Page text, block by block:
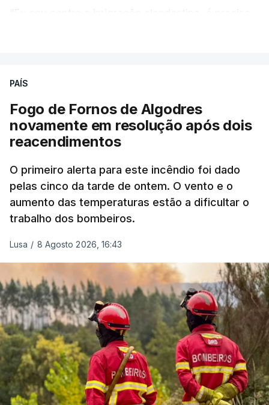
nada disto é incompatível com tratarmos com
crianças", acrescentou.
António José Seguro mostrou dúvidas sobre se é
ERRO100
ESTE CONTEÚDO ESTÁ NESTE
MOMENTO INDISPONÍVEL
O Chega considerou "de uma enorme gravidade" a
decisão do Presidente da Repúblicade enviar para
o Tribunal Constitucional o decreto sobre retorno
de estrangeiros, sustentando tratar-se de "uma
PAÍS
Fogo de Fornos de Algodres
novamente em resolução após dois
reacendimentos
O primeiro alerta para este incêndio foi dado
pelas cinco da tarde de ontem. O vento e o
aumento das temperaturas estão a dificultar o
trabalho dos bombeiros.
Lusa / 8 Agosto 2026, 16:43